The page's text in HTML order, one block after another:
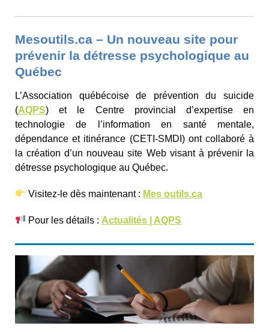
Mesoutils.ca – Un nouveau site pour
prévenir la détresse psychologique au
Québec
L’Association québécoise de prévention du suicide
(AQPS) et le Centre provincial d’expertise en
technologie de l’information en santé mentale,
dépendance et itinérance (CETI-SMDI) ont collaboré à
la création d’un nouveau site Web visant à prévenir la
détresse psychologique au Québec.
Visitez‑le dès maintenant: Mes outils.ca
Pour les détails : Actualités | AQPS